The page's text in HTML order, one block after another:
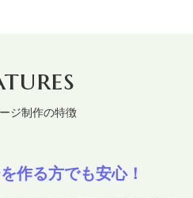
お気軽にお問いあわせくださ
エンジニア担当として頑張
ジ制作の特徴
作る方でも安心！